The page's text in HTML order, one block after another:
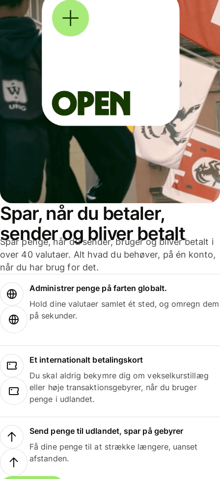
Spar, når du betaler,
sender og bliver betalt
Spar penge, når du sender, bruger og bliver betalt i
over 40 valutaer. Alt hvad du behøver, på én konto,
når du har brug for det.
Administrer penge på farten globalt.
Hold dine valutaer samlet ét sted, og omregn dem
på sekunder.
Et internationalt betalingskort
Du skal aldrig bekymre dig om vekselkurstillæg
eller høje transaktionsgebyrer, når du bruger
penge i udlandet.
Send penge til udlandet, spar på gebyrer
Få dine penge til at strække længere, uanset
afstanden.